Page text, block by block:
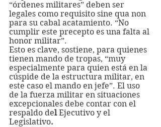
“órdenes militares” deben ser
legales como requisito sine qua non
para su cabal acatamiento. “No
cumplir este precepto es una falta al
honor militar”.
Esto es clave, sostiene, para quienes
tienen mando de tropas, “muy
especialmente para quien está en la
cúspide de la estructura militar, en
este caso el mando en jefe”. El uso
de la fuerza militar en situaciones
excepcionales debe contar con el
respaldo del Ejecutivo y el
Legislativo.